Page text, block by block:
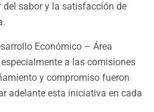
sabor y la satisfacción de
Económico – Área
a las comisiones
y compromiso fueron
adelante esta iniciativa en cada